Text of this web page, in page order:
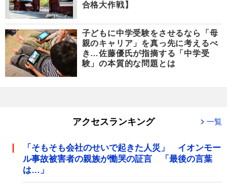
合格大作戦】
子どもに中学受験をさせるなら「母
親のキャリア」を真っ先に考えるべ
き…佐藤優氏が指摘する「中学受
験」の本質的な問題とは
アクセスランキング 一覧
「そもそも会社のせいで起きた人災」 イオンモー
ル事故被害者の親族が慟哭の証言 「最後の言葉
は…」